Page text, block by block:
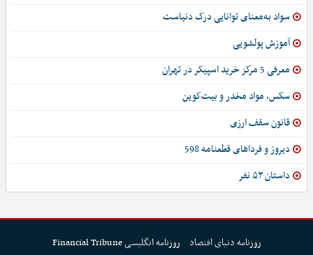
سواد به‌معنای توانایی درک دنیاست
آموزش پولشویی
معرفی 5 مرکز خرید اسپیکر در تهران
سکس، مواد مخدر و بیت‌کوین
قانون سقف ارزی
دیروز و فرداهای قطعنامه 598
داستان ۵۳ نفر
روزنامه دنیای اقتصاد روزنامه انگلیسی Financial Tribune